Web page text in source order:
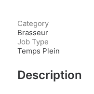
Category
Brasseur
Job Type
Temps Plein
Description